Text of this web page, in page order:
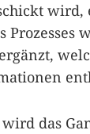
wird,
Prozesses
das